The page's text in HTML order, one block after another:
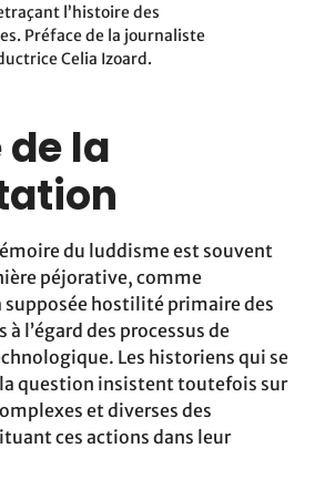
l’histoire des
Préface de la journaliste
Celia Izoard.
la
du luddisme est souvent
péjorative, comme
supposée hostilité primaire des
l’égard des processus de
Les historiens qui se
question insistent toutefois sur
et diverses des
ces actions dans leur